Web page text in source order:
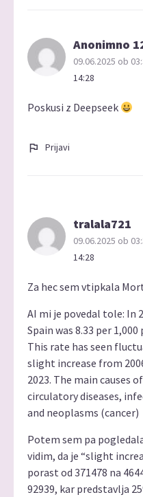
Anonimno
09.06.2025 ob
14:28
Poskusi z Deepseek
Prijavi
tralala721
09.06.2025 ob
14:28
Za hec sem vtipkala
AI mi je povedal tole: In
Spain was 8.33 per 1,000
This rate has seen
slight increase from
2023. The main causes
circulatory diseases,
and neoplasms (cancer)
Potem sem pa
vidim, da je “slight
porast od 371478 na
92939, kar predstavlja